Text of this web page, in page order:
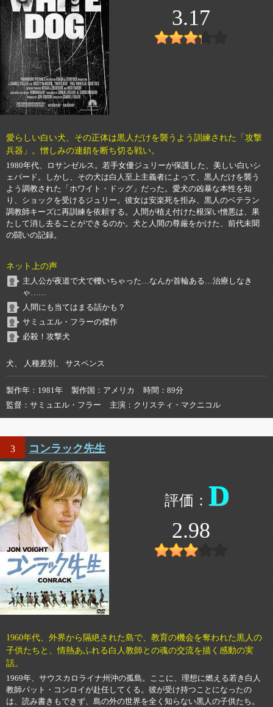
3.17
愛らしい白い犬、その正体は黒人だけを襲うよう訓練された「攻撃
兵器」。憎しみの連鎖を断ち切る戦い。
1980年代、ロサンゼルス。若手女優ジュリーが保護した、美しい白いシ
ェパード。しかし、その犬は白人至上主義者によって、黒人だけを襲う
よう調教された「ホワイト・ドッグ」だった。愛犬の凶暴な本性を知
り、ショックを受けるジュリー。彼女は安楽死を拒み、黒人のベテラン
調教師キーズに再訓練を依頼する。人間が植え付けた根深い憎悪は、果
たして消し去ることができるのか。犬と人間の尊厳をかけた、前代未聞
の闘いの記録。
ネット上の声
主人公が夜道で犬で轢いちゃった…なんか首輪ある…治療しなき
ゃ……
人間にも当てはまる話かも？
サミュエル・フラーの傑作
必殺！攻撃犬
犬、 人種差別、 サスペンス
製作年 1981年 製作国 アメリカ 時間
89分
監督
サミュエル・フラー 主演 クリスティ・マクニコル
3 コンラック先生
D
2.98
1960年代、外界から隔絶された島で、教育の機会を奪われた黒人の
子供たちと、情熱あふれる白人教師との魂の交流を描く感動の実
話。
1969年、サウスカロライナ州沖の孤島。ここに、理想に燃える若き白人
教師パット・コンロイが赴任してくる。彼が受け持つことになったの
は、読み書きもできず、島の外の世界を全く知らない黒人の子供たち。